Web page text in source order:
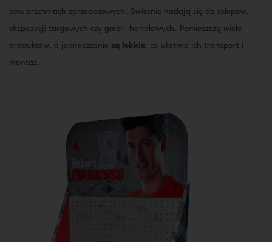
powierzchniach sprzedażowych. Świetnie nadają się do sklepów,
ekspozycji targowych czy galerii handlowych. Pomieszczą wiele
produktów, a jednocześnie są lekkie, co ułatwia ich transport i
montaż.